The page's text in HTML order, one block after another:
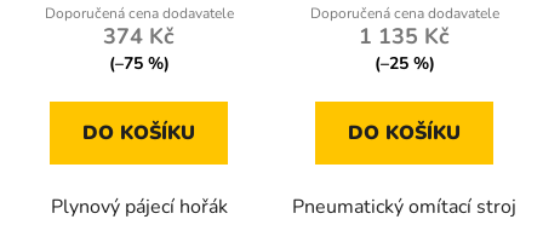
374 Kč
(–75 %)
DO KOŠÍKU
Plynový pájecí hořák
1 135 Kč
(–25 %)
DO KOŠÍKU
Pneumatický omítací stroj